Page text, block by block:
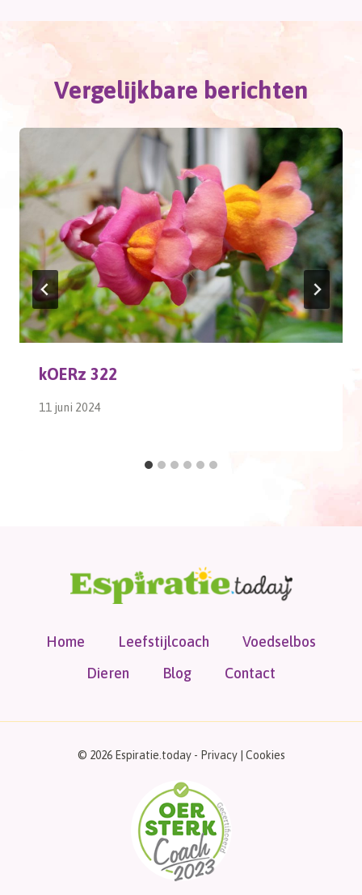
Vergelijkbare berichten
kOERz 322
11 juni 2024
Home Leefstijlcoach
Voedselbos
Dieren
Blog Contact
© 2026 Espiratie.today - Privacy| Cookies